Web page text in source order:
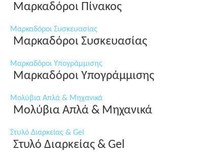
Μαρκαδόροι Πίνακος
Μαρκαδόροι Συσκευασίας
Μαρκαδόροι Συσκευασίας
Μαρκαδόροι Υπογράμμισης
Μαρκαδόροι Υπογράμμισης
Μολύβια Απλά & Μηχανικά
Μολύβια Απλά & Μηχανικά
Στυλό Διαρκείας & Gel
Στυλό Διαρκείας & Gel